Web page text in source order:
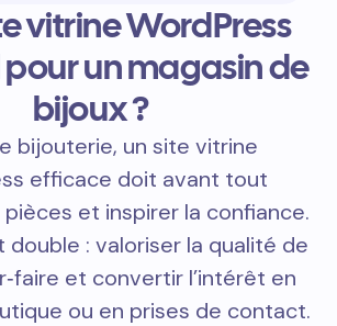
vitrine WordPress
un magasin de
bijoux ?
bijouterie, un site vitrine
efficace doit avant tout
et inspirer la confiance.
double : valoriser la qualité de
et convertir l’intérêt en
ou en prises de contact.